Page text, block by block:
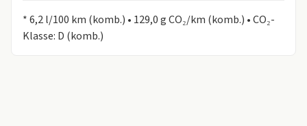
* 6,2 l/100 km (komb.) • 129,0 g CO₂/km (komb.) • CO₂-
Klasse: D (komb.)